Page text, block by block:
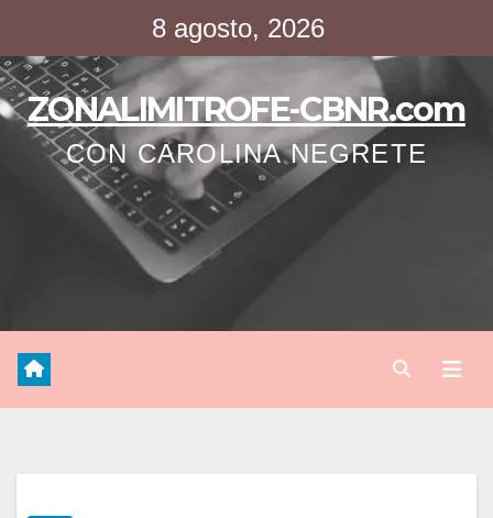
contenido
8 agosto, 2026
ZONALIMITROFE-CBNR.com
CON CAROLINA NEGRETE